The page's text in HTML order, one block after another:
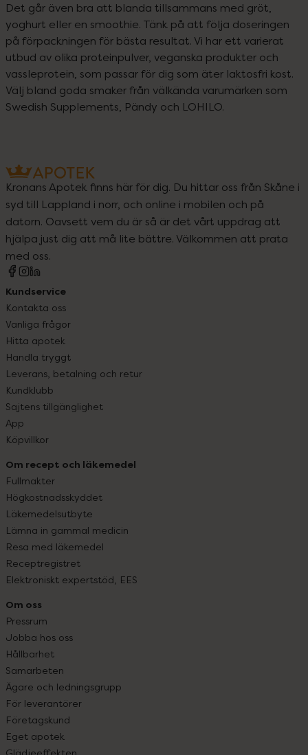
Det går även bra att blanda tillsammans med gröt,
yoghurt eller en smoothie. Tänk på att följa doseringen
på förpackningen för bästa resultat. Vi har ett varierat
utbud av olika proteinpulver, veganska produkter och
vassleprotein, som passar för dig som äter laktosfri kost.
Välj bland goda smaker från välkända varumärken som
Swedish Supplements, Pändy och LOHILO.
Kronans Apotek finns här för dig. Du hittar oss från Skåne i
syd till Lappland i norr, och online i mobilen och på
datorn. Oavsett vem du är så är det vårt uppdrag att
hjälpa just dig att må lite bättre. Välkommen att prata
med oss.
Kundservice
Kontakta oss
Vanliga frågor
Hitta apotek
Handla tryggt
Leverans, betalning och retur
Kundklubb
Sajtens tillgänglighet
App
Köpvillkor
Om recept och läkemedel
Fullmakter
Högkostnadsskyddet
Läkemedelsutbyte
Lämna in gammal medicin
Resa med läkemedel
Receptregistret
Elektroniskt expertstöd, EES
Om oss
Pressrum
Jobba hos oss
Hållbarhet
Samarbeten
Ägare och ledningsgrupp
För leverantörer
Företagskund
Eget apotek
Glädjeeffekten